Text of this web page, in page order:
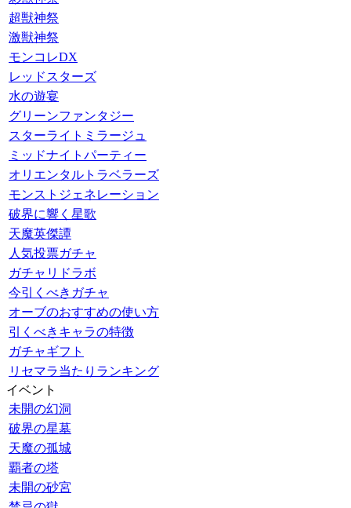
超獣神祭
激獣神祭
モンコレDX
レッドスターズ
水の遊宴
グリーンファンタジー
スターライトミラージュ
ミッドナイトパーティー
オリエンタルトラベラーズ
モンストジェネレーション
破界に響く星歌
天魔英傑譚
人気投票ガチャ
ガチャリドラボ
今引くべきガチャ
オーブのおすすめの使い方
引くべきキャラの特徴
ガチャギフト
リセマラ当たりランキング
イベント
未開の幻洞
破界の星墓
天魔の孤城
覇者の塔
未開の砂宮